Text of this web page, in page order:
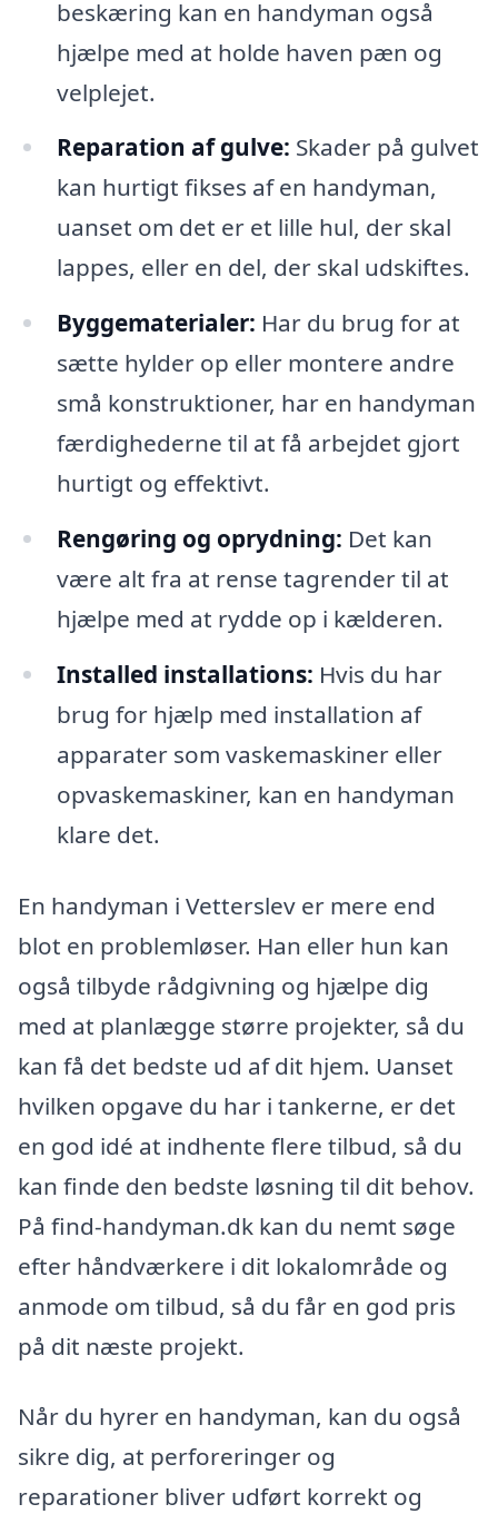
beskæring kan en handyman også
hjælpe med at holde haven pæn og
velplejet.
Reparation af gulve: Skader på gulvet
kan hurtigt fikses af en handyman,
uanset om det er et lille hul, der skal
lappes, eller en del, der skal udskiftes.
Byggematerialer: Har du brug for at
sætte hylder op eller montere andre
små konstruktioner, har en handyman
færdighederne til at få arbejdet gjort
hurtigt og effektivt.
Rengøring og oprydning: Det kan
være alt fra at rense tagrender til at
hjælpe med at rydde op i kælderen.
Installed installations: Hvis du har
brug for hjælp med installation af
apparater som vaskemaskiner eller
opvaskemaskiner, kan en handyman
klare det.
En handyman i Vetterslev er mere end
blot en problemløser. Han eller hun kan
også tilbyde rådgivning og hjælpe dig
med at planlægge større projekter, så du
kan få det bedste ud af dit hjem. Uanset
hvilken opgave du har i tankerne, er det
en god idé at indhente flere tilbud, så du
kan finde den bedste løsning til dit behov.
På find-handyman.dk kan du nemt søge
efter håndværkere i dit lokalområde og
anmode om tilbud, så du får en god pris
på dit næste projekt.
Når du hyrer en handyman, kan du også
sikre dig, at perforeringer og
reparationer bliver udført korrekt og